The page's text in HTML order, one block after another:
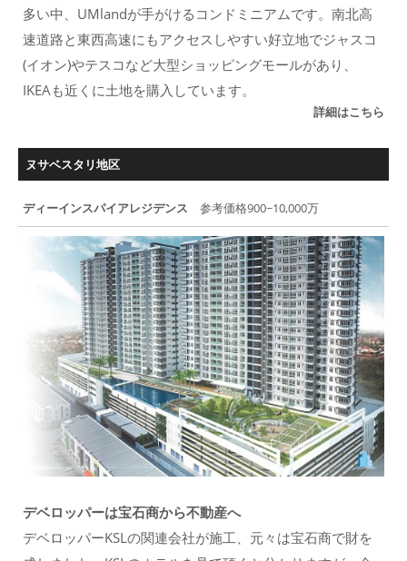
多い中、UMlandが手がけるコンドミニアムです。南北高
速道路と東西高速にもアクセスしやすい好立地でジャスコ
(イオン)やテスコなど大型ショッピングモールがあり、
IKEAも近くに土地を購入しています。
詳細はこちら
ヌサベスタリ地区
ディーインスパイアレジデンス 参考価格900~10,000万
デベロッパーは宝石商から不動産へ
デベロッパーKSLの関連会社が施工、元々は宝石商で財を